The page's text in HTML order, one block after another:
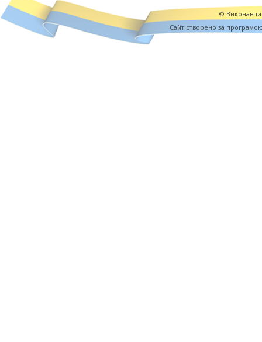
©
Cайт створено за